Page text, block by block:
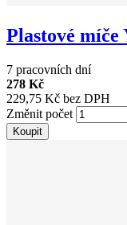
Plastové
7 pracovních dní
278 Kč
229,75 Kč bez DPH
Změnit počet
Koupit